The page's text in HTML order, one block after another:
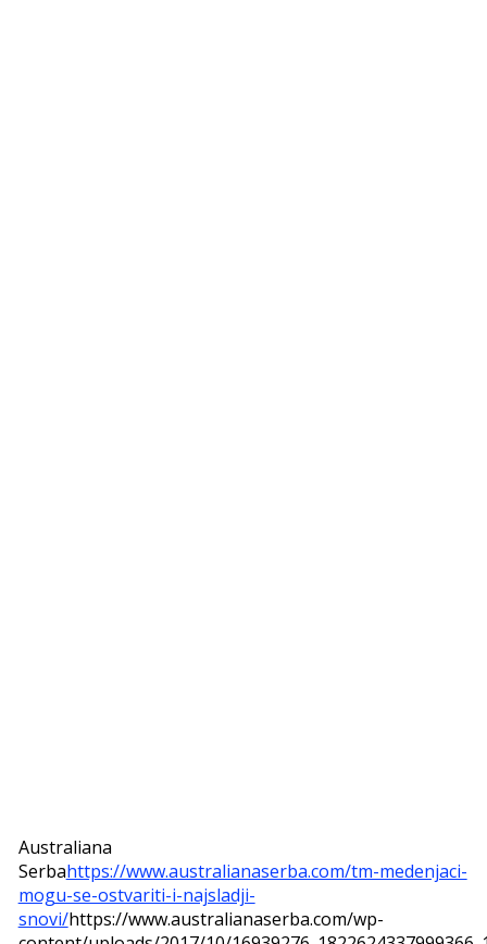
Australiana
Serbahttps://www.australianaserba.com/tm-medenjaci-
mogu-se-ostvariti-i-najsladji-
snovi/https://www.australianaserba.com/wp-